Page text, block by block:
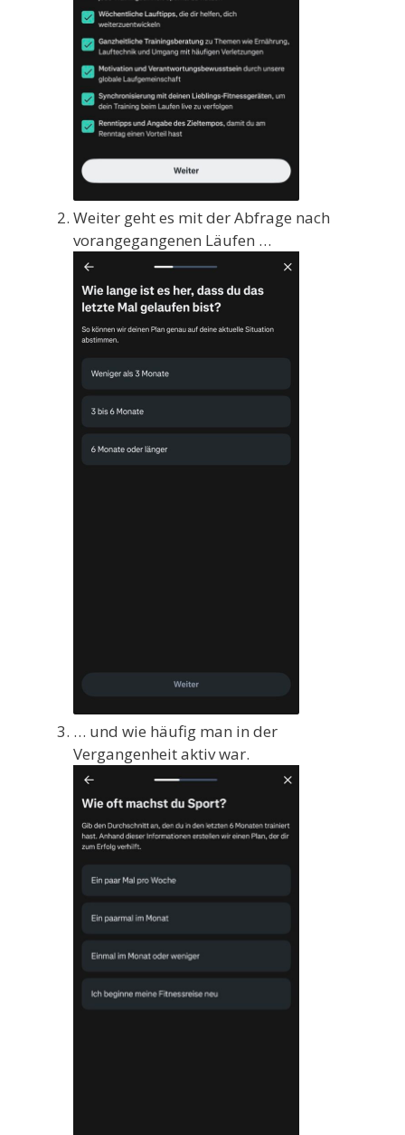
Weiter geht es mit der Abfrage nach
vorangegangenen Läufen …
… und wie häufig man in der
Vergangenheit aktiv war.